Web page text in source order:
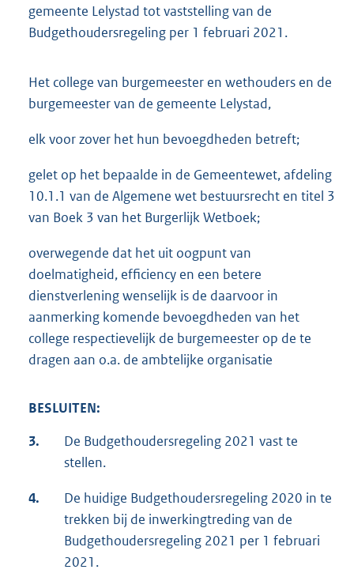
gemeente Lelystad tot vaststelling van de
Budgethoudersregeling per 1 februari 2021.
Het college van burgemeester en wethouders en de
burgemeester van de gemeente Lelystad,
elk voor zover het hun bevoegdheden betreft;
gelet op het bepaalde in de Gemeentewet, afdeling
10.1.1 van de Algemene wet bestuursrecht en titel 3
van Boek 3 van het Burgerlijk Wetboek;
overwegende dat het uit oogpunt van
doelmatigheid, efficiency en een betere
dienstverlening wenselijk is de daarvoor in
aanmerking komende bevoegdheden van het
college respectievelijk de burgemeester op de te
dragen aan o.a. de ambtelijke organisatie
BESLUITEN:
3.
De Budgethoudersregeling 2021 vast te
stellen.
4.
De huidige Budgethoudersregeling 2020 in te
trekken bij de inwerkingtreding van de
Budgethoudersregeling 2021 per 1 februari
2021.